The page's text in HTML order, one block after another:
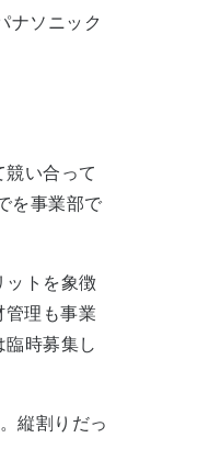
ナソニック
い合って
を事業部で
ットを象徴
管理も事業
時募集し
縦割りだっ